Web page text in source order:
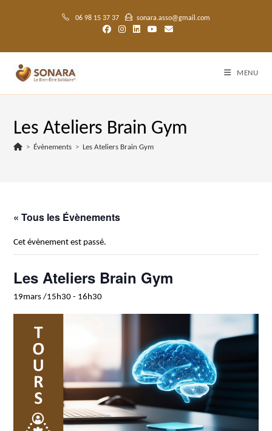
06 98 15 37 37 sonara.asso@gmail.com
MENU
Les Ateliers Brain Gym
> Évènements > Les Ateliers Brain Gym
« Tous les Évènements
Cet évènement est passé.
Les Ateliers Brain Gym
19mars /15h30 - 16h30